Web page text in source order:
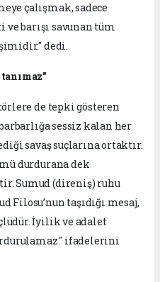
çalışmak, sadece
barışı savunan tüm
dedi.
de tepki gösteren
sessiz kalan her
savaş suçlarına ortaktır.
durdurana dek
Sumud (direniş) ruhu
Filosu’nun taşıdığı mesaj,
İyilik ve adalet
ifadelerini